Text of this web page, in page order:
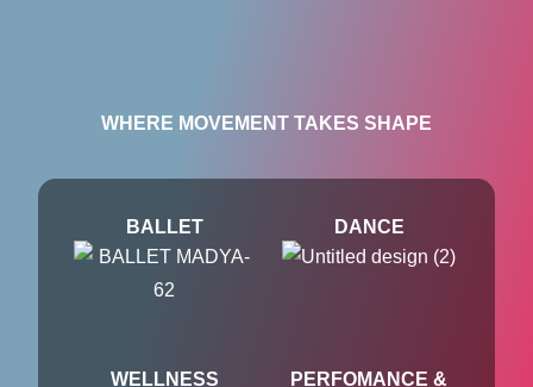
WHERE MOVEMENT TAKES SHAPE
BALLET DANCE
WELLNESS
PERFOMANCE &